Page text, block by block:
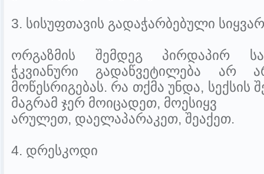
3. სისუფთავის გადაჭარბებული
ორგაზმის შემდეგ პირდაპირ
ჭკვიანური გადაწვეტილება არ
მოწესრიგებას. რა თქმა უნდა, სექსის
მაგრამ ჯერ მოიცადეთ, მოესიყვ
არულეთ, დაელაპარაკეთ, შეაქეთ.
4. დრესკოდი